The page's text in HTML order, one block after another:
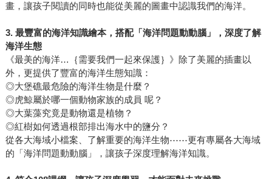
畫，讓孩子閱讀的同時也能從美麗的圖畫中認識我們的海洋。
3. 最豐富的海洋知識繪本，搭配「海洋問題動動腦」，深度了解
海洋生態
《最美的海洋…｛需要我們一起來保護｝》除了美麗的插畫以
外，更提供了豐富的海洋生態知識：
◎大堡礁最危險的海洋生物是什麼？
◎虎鯨屬於哪一個動物家族的成員 呢？
◎大葉藻究竟是動物還是植物？
◎紅樹如何透過根部排出海水中的鹽分？
從各大海域小檔案、了解重要的海洋生物⋯⋯更有專屬各大海域
的「海洋問題動動腦」，讓孩子深度理解海洋知識。